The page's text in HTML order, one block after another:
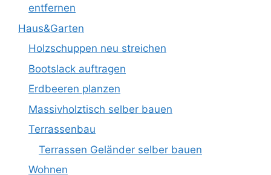
entfernen
Haus&Garten
Holzschuppen neu streichen
Bootslack auftragen
Erdbeeren planzen
Massivholztisch selber bauen
Terrassenbau
Terrassen Geländer selber bauen
Wohnen